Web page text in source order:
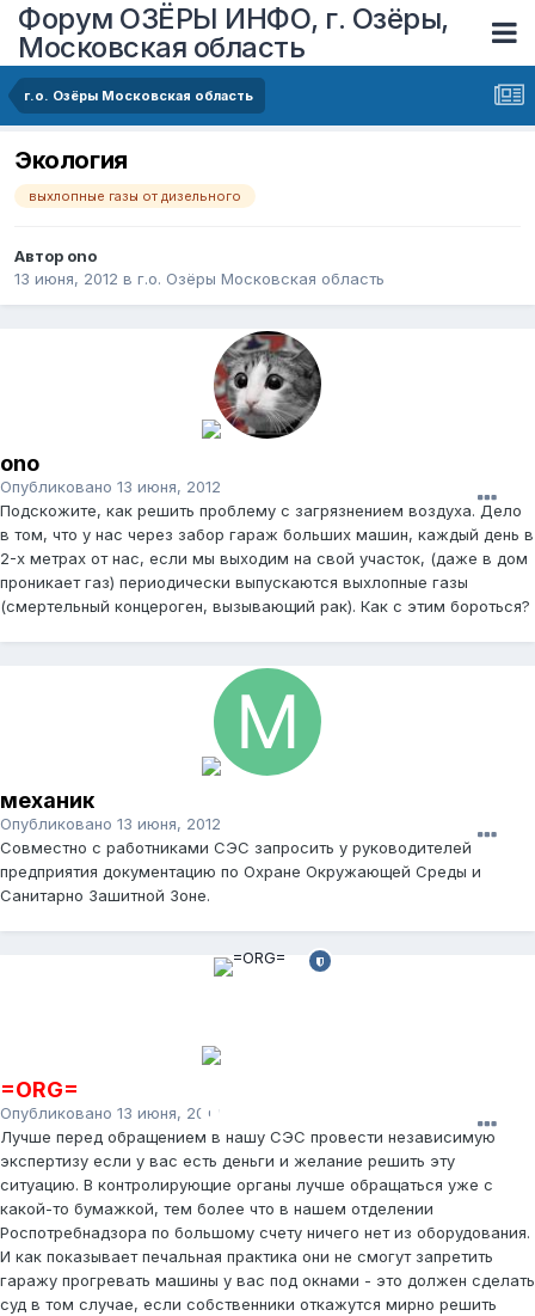
Форум ОЗЁРЫ ИНФО, г. Озёры,
Московская область
г.о. Озёры Московская область
Экология
выхлопные газы от дизельного
Автор ono
13 июня, 2012 в г.о. Озёры Московская область
ono
Опубликовано 13 июня, 2012
Подскожите, как решить проблему с загрязнением воздуха. Дело
в том, что у нас через забор гараж больших машин, каждый день в
2-х метрах от нас, если мы выходим на свой участок, (даже в дом
проникает газ) периодически выпускаются выхлопные газы
(смертельный концероген, вызывающий рак). Как с этим бороться?
механик
Опубликовано 13 июня, 2012
Совместно с работниками СЭС запросить у руководителей
предприятия документацию по Охране Окружающей Среды и
Санитарно Зашитной Зоне.
=ORG=
Опубликовано 13 июня, 2012
Лучше перед обращением в нашу СЭС провести независимую
экспертизу если у вас есть деньги и желание решить эту
ситуацию. В контролирующие органы лучше обращаться уже с
какой-то бумажкой, тем более что в нашем отделении
Роспотребнадзора по большому счету ничего нет из оборудования.
И как показывает печальная практика они не смогут запретить
гаражу прогревать машины у вас под окнами - это должен сделать
суд в том случае, если собственники откажутся мирно решить